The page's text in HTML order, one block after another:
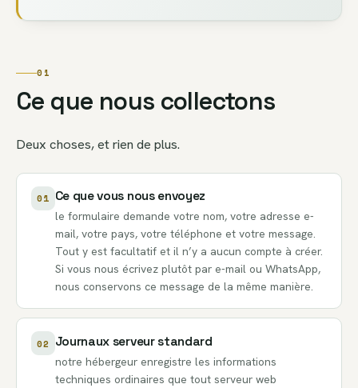
01
Ce que nous collectons
Deux choses, et rien de plus.
01 Ce que vous nous envoyez
le formulaire demande votre nom, votre adresse e-
mail, votre pays, votre téléphone et votre message.
Tout y est facultatif et il n’y a aucun compte à créer.
Si vous nous écrivez plutôt par e-mail ou WhatsApp,
nous conservons ce message de la même manière.
02 Journaux serveur standard
notre hébergeur enregistre les informations
techniques ordinaires que tout serveur web